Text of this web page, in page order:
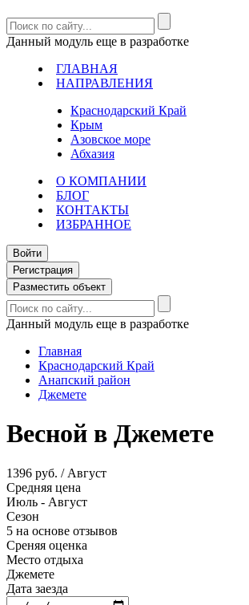
Данный модуль еще в разработке
ГЛАВНАЯ
НАПРАВЛЕНИЯ
Краснодарский Край
Крым
Азовское море
Абхазия
О КОМПАНИИ
БЛОГ
КОНТАКТЫ
ИЗБРАННОЕ
Войти
Регистрация
Разместить объект
Данный модуль еще в разработке
Главная
Краснодарский Край
Анапский район
Джемете
Весной в Джемете
1396 руб. / Август
Средняя цена
Июль - Август
Сезон
5 на основе отзывов
Среняя оценка
Место отдыха
Джемете
Дата заезда